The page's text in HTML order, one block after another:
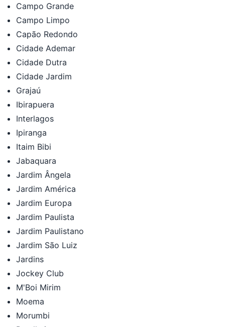
Campo Grande
Campo Limpo
Capão Redondo
Cidade Ademar
Cidade Dutra
Cidade Jardim
Grajaú
Ibirapuera
Interlagos
Ipiranga
Itaim Bibi
Jabaquara
Jardim Ângela
Jardim América
Jardim Europa
Jardim Paulista
Jardim Paulistano
Jardim São Luiz
Jardins
Jockey Club
M'Boi Mirim
Moema
Morumbi